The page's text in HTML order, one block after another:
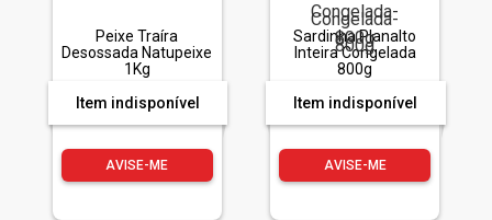
Peixe Traíra
Desossada Natupeixe
1Kg
Item indisponível
AVISE-ME
Sardinha Planalto
Inteira Congelada
800g
Item indisponível
AVISE-ME